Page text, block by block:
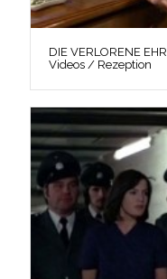
DIE VERLORENE
Videos / Rezeption